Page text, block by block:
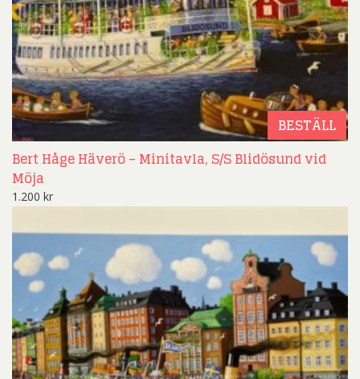
BESTÄLL
Bert Håge Häverö – Minitavla, S/S Blidösund vid
Möja
1.200 kr